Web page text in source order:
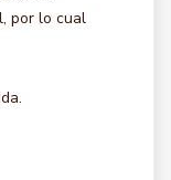
por lo cual